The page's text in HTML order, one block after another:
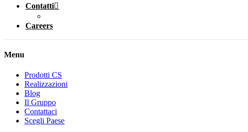
Contatti
Careers
Menu
Prodotti CS
Realizzazioni
Blog
Il Gruppo
Contattaci
Scegli Paese